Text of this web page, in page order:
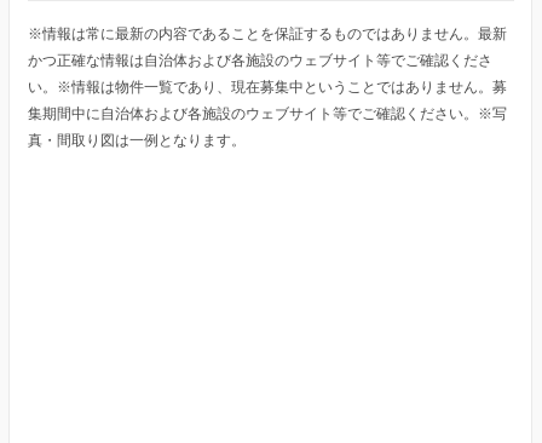
※情報は常に最新の内容であることを保証するものではありません。最新
かつ正確な情報は自治体および各施設のウェブサイト等でご確認くださ
い。※情報は物件一覧であり、現在募集中ということではありません。募
集期間中に自治体および各施設のウェブサイト等でご確認ください。※写
真・間取り図は一例となります。